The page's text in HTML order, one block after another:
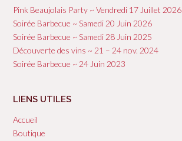
Pink Beaujolais Party ~ Vendredi 17 Juillet 2026
Soirée Barbecue ~ Samedi 20 Juin 2026
Soirée Barbecue ~ Samedi 28 Juin 2025
Découverte des vins ~ 21 – 24 nov. 2024
Soirée Barbecue ~ 24 Juin 2023
LIENS UTILES
Accueil
Boutique